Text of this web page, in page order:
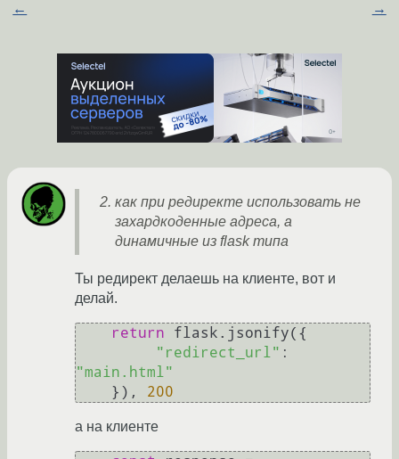
← →
как при редиректе использовать не
захардкоденные адреса, а
динамичные из flask типа
Ты редирект делаешь на клиенте, вот и
делай.
return flask.jsonify({
"redirect_url"
"main.html"
    }),
200
а на клиенте